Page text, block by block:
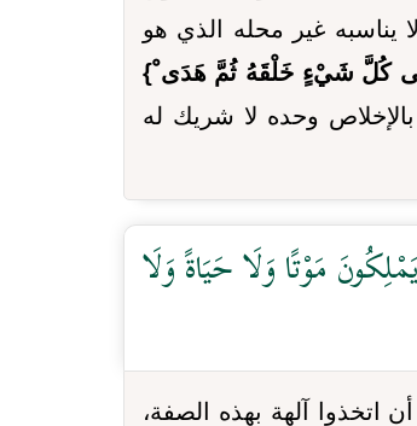
غير محله الذي هو
كُلَّ شَيْءٍ خَلْقَهُ ثُمَّ هَدَى ْ}
وحده لا شريك له
مَوْتًا وَلَا حَيَاةً وَلَا
آلهة بهذه الصفة،